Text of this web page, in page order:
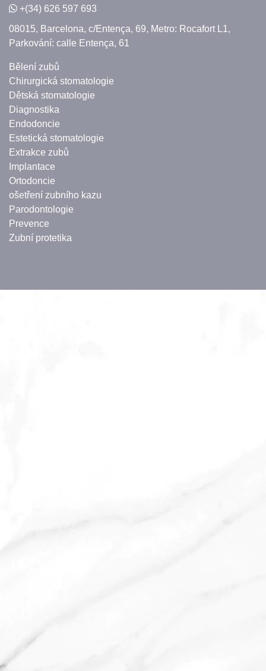
+(34) 626 597 693
08015, Barcelona, c/Entença, 69, Metro: Rocafort L1,
Parkování: calle Entença, 61
Bělení zubů
Chirurgická stomatologie
Dětská stomatologie
Diagnostika
Endodoncie
Estetická stomatologie
Extrakce zubů
Implantace
Ortodoncie
ošetření zubního kazu
Parodontologie
Prevence
Zubní protetika